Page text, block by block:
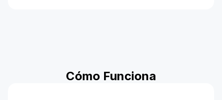
Cómo Funciona